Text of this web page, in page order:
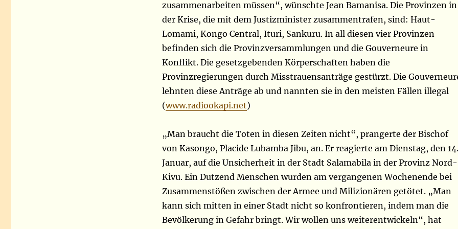
zusammenarbeiten müssen“, wünschte Jean Bamanisa. Die Provinzen in
der Krise, die mit dem Justizminister zusammentrafen, sind: Haut-
Lomami, Kongo Central, Ituri, Sankuru. In all diesen vier Provinzen
befinden sich die Provinzversammlungen und die Gouverneure in
Konflikt. Die gesetzgebenden Körperschaften haben die
Provinzregierungen durch Misstrauensanträge gestürzt. Die
lehnten diese Anträge ab und nannten sie in den meisten Fällen illegal
(www.radiookapi.net)
„Man braucht die Toten in diesen Zeiten nicht“, prangerte der Bischof
von Kasongo, Placide Lubamba Jibu, an. Er reagierte am Dienstag, den 14.
Januar, auf die Unsicherheit in der Stadt Salamabila in der Provinz Nord-
Kivu. Ein Dutzend Menschen wurden am vergangenen Wochenende bei
Zusammenstößen zwischen der Armee und Milizionären getötet. „Man
kann sich mitten in einer Stadt nicht so konfrontieren, indem man die
Bevölkerung in Gefahr bringt. Wir wollen uns weiterentwickeln“, hat